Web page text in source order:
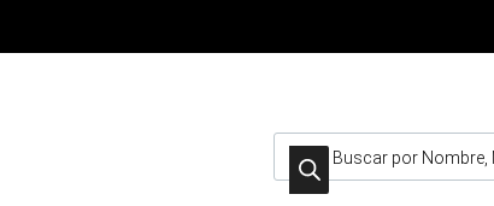
Búsqueda de productos